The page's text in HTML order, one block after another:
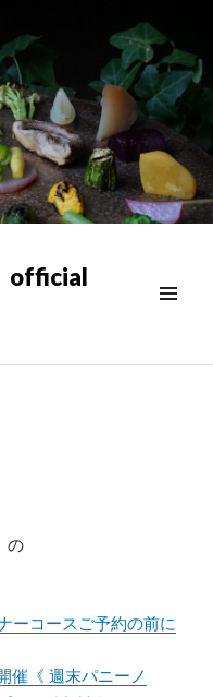
official
ット
の
ーコースご予約の前に
催《 週末パニーノ